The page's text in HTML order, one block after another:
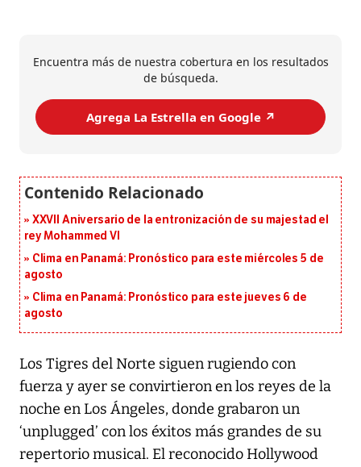
Encuentra más de nuestra cobertura en los resultados
de búsqueda.
Agrega La Estrella en Google ↗️
XXVII Aniversario de la entronización de su majestad el
rey Mohammed VI
Clima en Panamá: Pronóstico para este miércoles 5 de
agosto
Clima en Panamá: Pronóstico para este jueves 6 de
agosto
Los Tigres del Norte siguen rugiendo con
fuerza y ayer se convirtieron en los reyes de la
noche en Los Ángeles, donde grabaron un
‘unplugged’ con los éxitos más grandes de su
repertorio musical. El reconocido Hollywood